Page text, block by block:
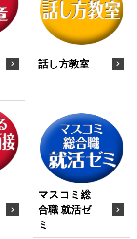
話し方教室
1日でできる 自己PR・
マスコミ総
合職 就活ゼ
ミ